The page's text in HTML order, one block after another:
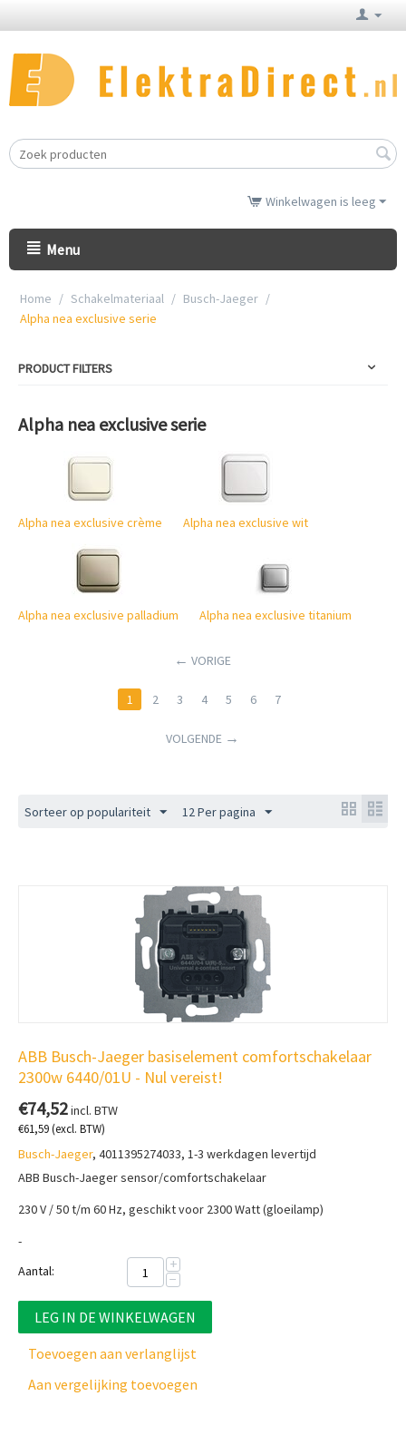
Winkelwagen is leeg
Menu
Home / Schakelmateriaal / Busch-Jaeger /
Alpha nea exclusive serie
PRODUCT FILTERS
Alpha nea exclusive serie
Alpha nea exclusive crème Alpha nea exclusive wit
Alpha nea exclusive palladium Alpha nea exclusive titanium
VORIGE
1 2 3 4 5 6 7
VOLGENDE
Sorteer op populariteit 12 Per pagina
ABB Busch-Jaeger basiselement comfortschakelaar
2300w 6440/01U - Nul vereist!
€74,52incl. BTW
€61,59(excl. BTW)
Busch-Jaeger, 4011395274033, 1-3 werkdagen levertijd
ABB Busch-Jaeger sensor/comfortschakelaar
230 V / 50 t/m 60 Hz, geschikt voor 2300 Watt (gloeilamp)
-
Aantal:
+
−
LEG IN DE WINKELWAGEN
Toevoegen aan verlanglijst
Aan vergelijking toevoegen